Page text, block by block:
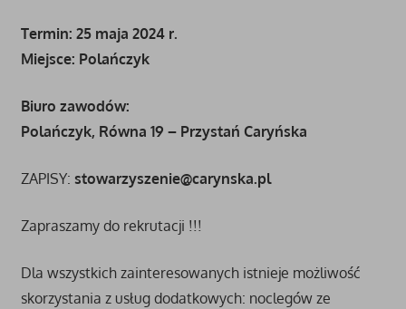
Termin: 25 maja 2024 r.
Miejsce: Polańczyk
Biuro zawodów:
Polańczyk, Równa 19 – Przystań Caryńska
ZAPISY: stowarzyszenie@carynska.pl
Zapraszamy do rekrutacji !!!
Dla wszystkich zainteresowanych istnieje możliwość
skorzystania z usług dodatkowych: noclegów ze